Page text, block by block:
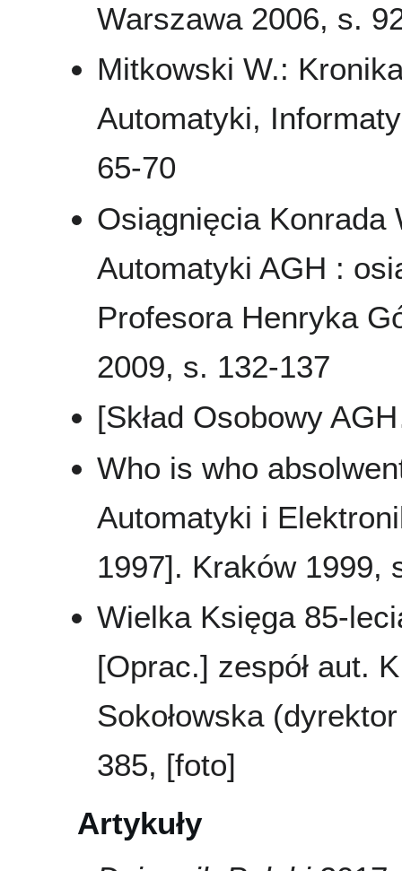
Warszawa 2006, s.
Mitkowski W.:
Automatyki,
65-70
Osiągnięcia Konrada
Automatyki AGH :
Profesora Henryka
2009, s. 132-137
[Skład Osobowy
Who is who
Automatyki i
1997]. Kraków 1999,
Wielka Księga 85-
[Oprac.] zespół aut.
Sokołowska
385, [foto]
Artykuły